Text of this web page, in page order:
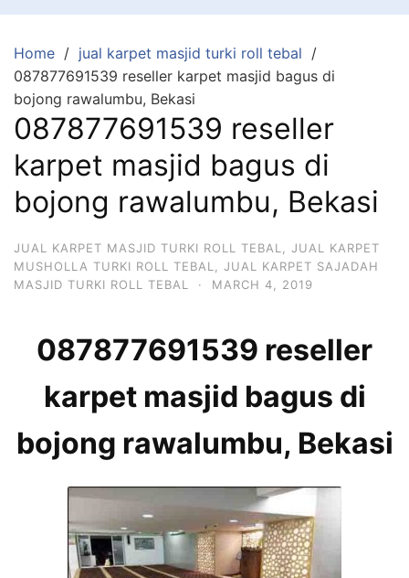
Home
jual karpet masjid turki roll tebal
087877691539 reseller karpet masjid bagus di
bojong rawalumbu, Bekasi
087877691539 reseller
karpet masjid bagus di
bojong rawalumbu, Bekasi
JUAL KARPET MASJID TURKI ROLL TEBAL
JUAL KARPET
MUSHOLLA TURKI ROLL TEBAL
JUAL KARPET SAJADAH
MASJID TURKI ROLL TEBAL
· MARCH 4, 2019
087877691539 reseller
karpet masjid bagus di
bojong rawalumbu, Bekasi